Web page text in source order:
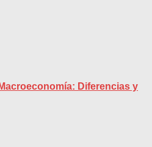
Diferencias y